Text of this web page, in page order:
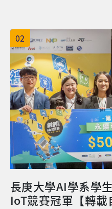
02
長庚大學AI學系學
IoT競賽冠軍【轉載